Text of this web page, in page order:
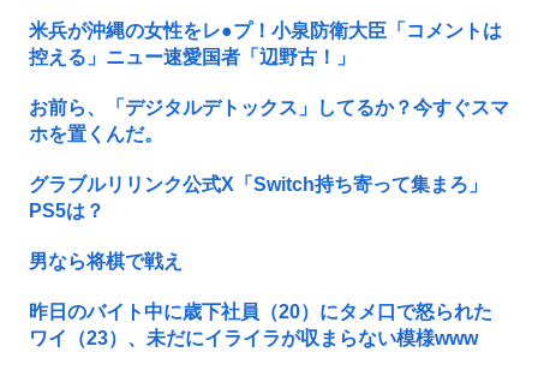
米兵が沖縄の女性をレ●プ！小泉防衛大臣「コメントは
控える」ニュー速愛国者「辺野古！」
お前ら、「デジタルデトックス」してるか？今すぐスマ
ホを置くんだ。
グラブルリリンク公式X「Switch持ち寄って集まろ」
PS5は？
男なら将棋で戦え
昨日のバイト中に歳下社員（20）にタメ口で怒られた
ワイ（23）、未だにイライラが収まらない模様www